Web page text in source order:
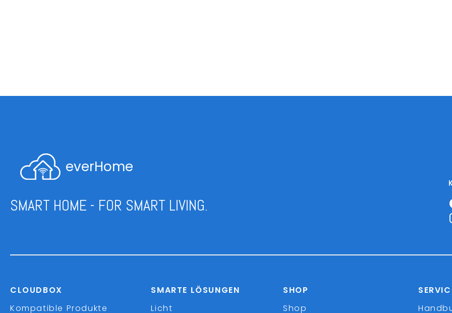
everHome
SMART HOME - FOR SMART LIVING.
CLOUDBOX
Kompatible Produkte
SMARTE LÖSUNGEN
Licht
SHOP
Shop